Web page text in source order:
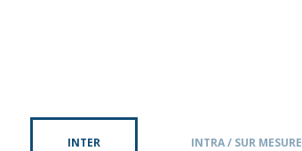
INTER INTRA / SUR MESURE